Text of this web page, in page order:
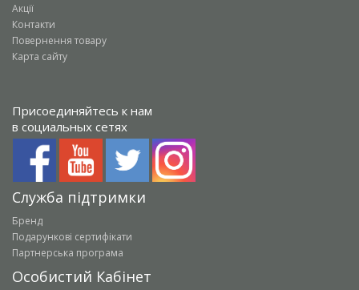
Акції
Контакти
Повернення товару
Карта сайту
Присоединяйтесь к нам
в социальных сетях
Служба підтримки
Бренд
Подарункові сертифікати
Партнерська програма
Особистий Кабінет